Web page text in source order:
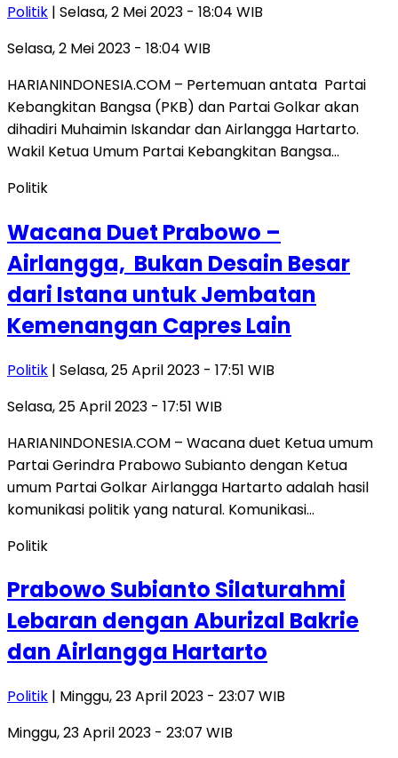
Politik | Selasa, 2 Mei 2023 - 18:04 WIB
Selasa, 2 Mei 2023 - 18:04 WIB
HARIANINDONESIA.COM – Pertemuan antata Partai
Kebangkitan Bangsa (PKB) dan Partai Golkar akan
dihadiri Muhaimin Iskandar dan Airlangga Hartarto.
Wakil Ketua Umum Partai Kebangkitan Bangsa…
Politik
Wacana Duet Prabowo –
Airlangga, Bukan Desain Besar
dari Istana untuk Jembatan
Kemenangan Capres Lain
Politik | Selasa, 25 April 2023 - 17:51 WIB
Selasa, 25 April 2023 - 17:51 WIB
HARIANINDONESIA.COM – Wacana duet Ketua umum
Partai Gerindra Prabowo Subianto dengan Ketua
umum Partai Golkar Airlangga Hartarto adalah hasil
komunikasi politik yang natural. Komunikasi…
Politik
Prabowo Subianto Silaturahmi
Lebaran dengan Aburizal Bakrie
dan Airlangga Hartarto
Politik | Minggu, 23 April 2023 - 23:07 WIB
Minggu, 23 April 2023 - 23:07 WIB